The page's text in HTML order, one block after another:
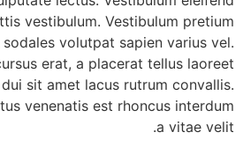
vestibulum. Vestibulum pretium
volutpat sapien varius vel.
erat, a placerat tellus laoreet
sit amet lacus rutrum convallis.
venenatis est rhoncus interdum
a vitae velit.